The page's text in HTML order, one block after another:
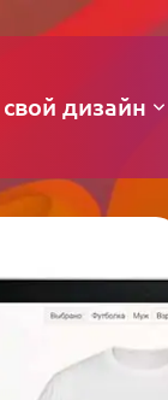
дизайн